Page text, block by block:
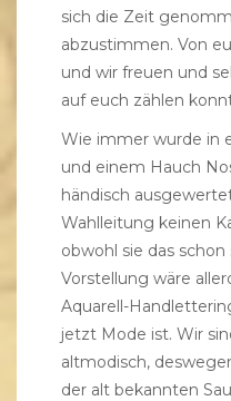
sich die Zeit
abzustimmen. Von
und wir freuen und
auf euch zählen
Wie immer wurde in
und einem Hauch
händisch
Wahlleitung keinen
obwohl sie das
Vorstellung wäre
Aquarell-
jetzt Mode ist. Wir
altmodisch,
der alt bekannten